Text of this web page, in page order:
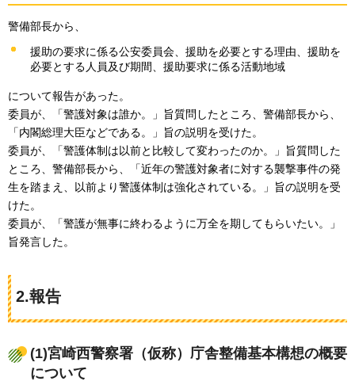
警備部長から、
援助の要求に係る公安委員会、援助を必要とする理由、援助を
必要とする人員及び期間、援助要求に係る活動地域
について報告があった。
委員が、「警護対象は誰か。」旨質問したところ、警備部長から、
「内閣総理大臣などである。」旨の説明を受けた。
委員が、「警護体制は以前と比較して変わったのか。」旨質問した
ところ、警備部長から、「近年の警護対象者に対する襲撃事件の発
生を踏まえ、以前より警護体制は強化されている。」旨の説明を受
けた。
委員が、「警護が無事に終わるように万全を期してもらいたい。」
旨発言した。
2.報告
(1)宮崎西警察署（仮称）庁舎整備基本構想の概要
について